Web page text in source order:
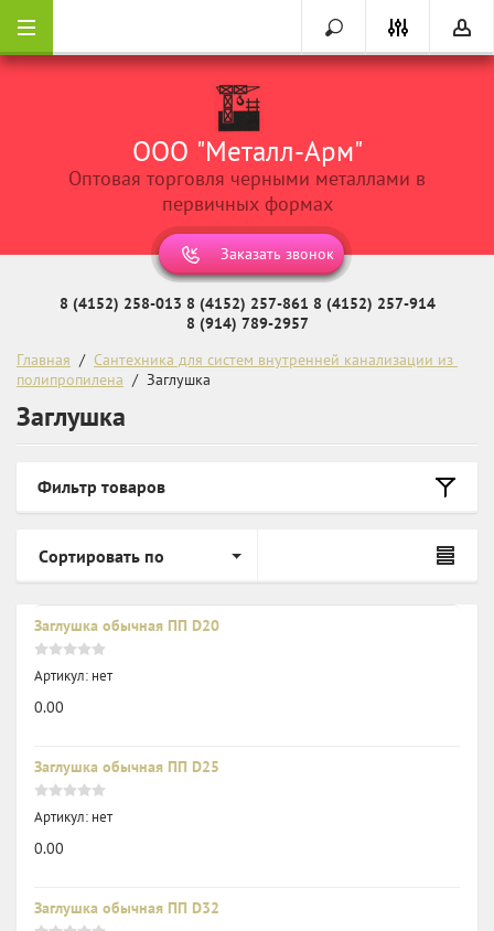
ООО "Металл-Арм"
Оптовая торговля черными металлами в
первичных формах
Заказать звонок
8 (4152) 258-013 8 (4152) 257-861 8 (4152) 257-914
8 (914) 789-2957
Главная
  /
Сантехника для систем внутренней канализации из
полипропилена
  /  Заглушка
Заглушка
Фильтр товаров
Сортировать по
Заглушка обычная ПП D20
Артикул: нет
0.00
Заглушка обычная ПП D25
Артикул: нет
0.00
Заглушка обычная ПП D32